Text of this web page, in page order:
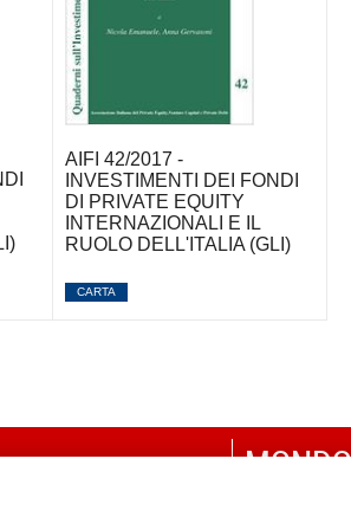
AIFI 42/2017 -
INVESTIMENTI DEI FONDI
DI PRIVATE EQUITY
INTERNAZIONALI E IL
RUOLO DELL'ITALIA (GLI)
CARTA